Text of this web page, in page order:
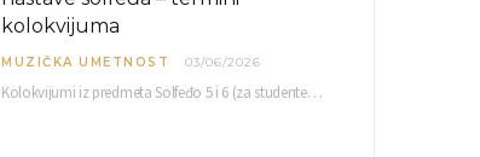
kolokvijuma
MUZIČKA UMETNOST 03/06/2026
Kolokvijumi iz predmeta Solfeđo 5 i 6 (za studente studijskog programa Muzička teorija) i Metodika…